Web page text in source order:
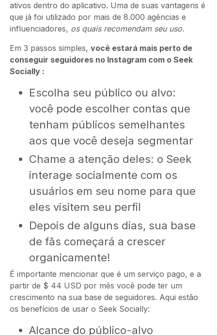
ativos dentro do aplicativo. Uma de suas vantagens é
que já foi utilizado por mais de 8.000 agências e
influenciadores, os quais recomendam seu uso.
Em 3 passos simples, você estará mais perto de
conseguir seguidores no Instagram com o Seek
Socially :
Escolha seu público ou alvo:
você pode escolher contas que
tenham públicos semelhantes
aos que você deseja segmentar
Chame a atenção deles: o Seek
interage socialmente com os
usuários em seu nome para que
eles visitem seu perfil
Depois de alguns dias, sua base
de fãs começará a crescer
organicamente!
É importante mencionar que é um serviço pago, e a
partir de $ 44 USD por mês você pode ter um
crescimento na sua base de seguidores. Aqui estão
os benefícios de usar o Seek Socially:
Alcance do público-alvo